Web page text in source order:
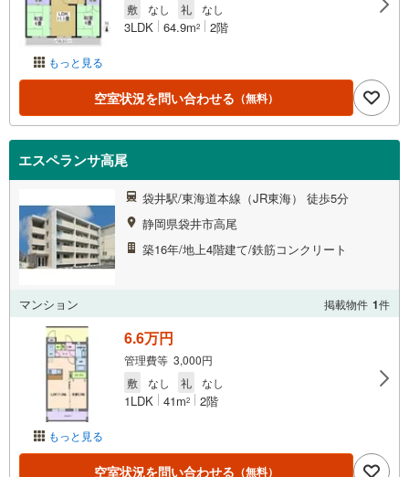
もっと見る
敷
なし 礼 なし
3LDK 64.9m2 2階
空室状況を問い合わせる （無料）
エスペランサ高尾
袋井駅/東海道本線（JR東海） 徒歩5分
静岡県袋井市高尾
築16年/地上4階建て/鉄筋コンクリート
マンション 掲載物件 1件
もっと見る
6.6万円
管理費等 3,000円
敷
なし 礼 なし
1LDK 41m2 2階
空室状況を問い合わせる （無料）